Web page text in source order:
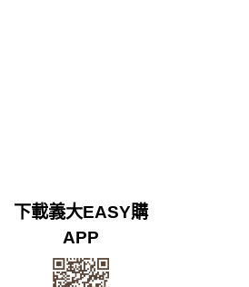
下載義大EASY購
APP